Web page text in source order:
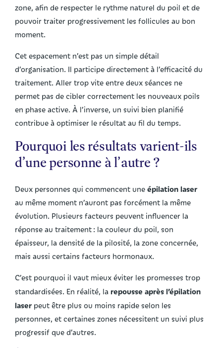
zone, afin de respecter le rythme naturel du poil et de
pouvoir traiter progressivement les follicules au bon
moment.
Cet espacement n’est pas un simple détail
d’organisation. Il participe directement à l’efficacité du
traitement. Aller trop vite entre deux séances ne
permet pas de cibler correctement les nouveaux poils
en phase active. À l’inverse, un suivi bien planifié
contribue à optimiser le résultat au fil du temps.
Pourquoi les résultats varient-ils
d’une personne à l’autre ?
Deux personnes qui commencent une épilation laser
au même moment n’auront pas forcément la même
évolution. Plusieurs facteurs peuvent influencer la
réponse au traitement : la couleur du poil, son
épaisseur, la densité de la pilosité, la zone concernée,
mais aussi certains facteurs hormonaux.
C’est pourquoi il vaut mieux éviter les promesses trop
standardisées. En réalité, la repousse après l’épilation
laser peut être plus ou moins rapide selon les
personnes, et certaines zones nécessitent un suivi plus
progressif que d’autres.